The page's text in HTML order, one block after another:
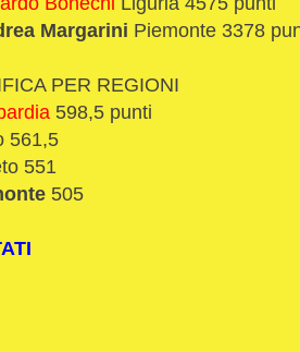
Margarini Piemonte 3378
PER REGIONI
598,5 punti
561,5
551
505